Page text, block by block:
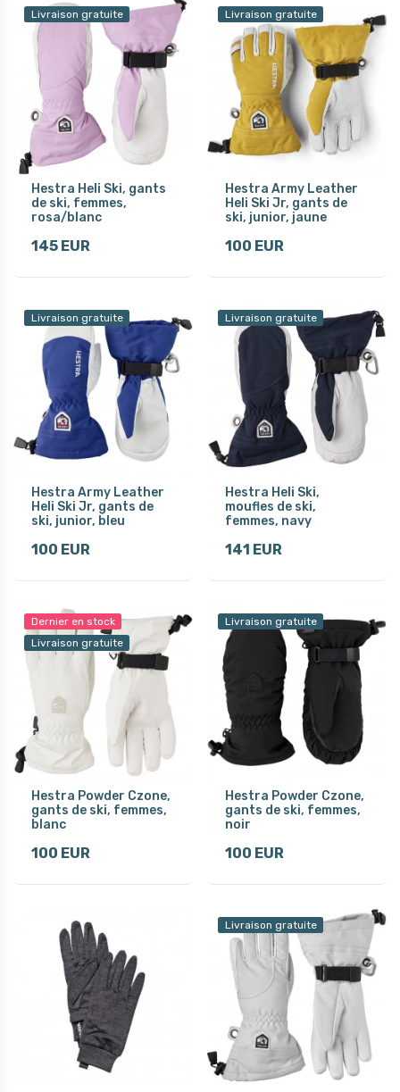
Livraison gratuite
Hestra Heli Ski, gants
de ski, femmes,
rosa/blanc
145 EUR
Livraison gratuite
Hestra Army Leather
Heli Ski Jr, gants de
ski, junior, jaune
100 EUR
Livraison gratuite
Hestra Army Leather
Heli Ski Jr, gants de
ski, junior, bleu
100 EUR
Livraison gratuite
Hestra Heli Ski,
moufles de ski,
femmes, navy
141 EUR
Dernier en stock
Livraison gratuite
Hestra Powder Czone,
gants de ski, femmes,
blanc
100 EUR
Livraison gratuite
Hestra Powder Czone,
gants de ski, femmes,
noir
100 EUR
Livraison gratuite